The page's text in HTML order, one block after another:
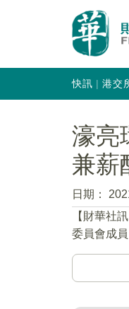
快訊 港交
濠亮
兼薪
日期：
【財華社
委員會成